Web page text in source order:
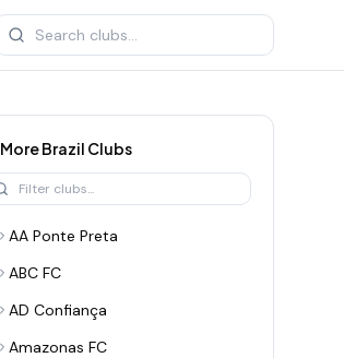
MoreBrazil Clubs
AA Ponte Preta
ABC FC
AD Confiança
Amazonas FC